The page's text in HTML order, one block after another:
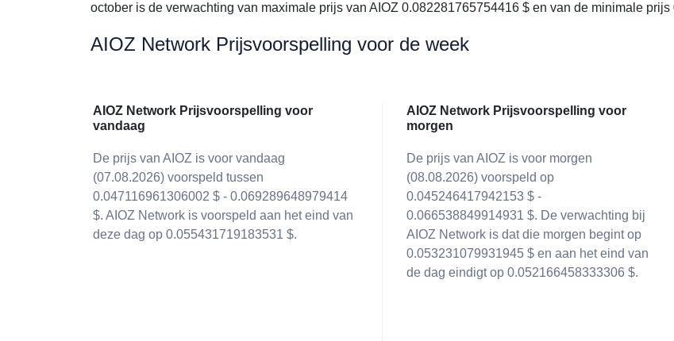
october is de verwachting van maximale prijs van AIOZ 0.082281765754416 $ en van de minimale
AIOZ Network Prijsvoorspelling voor de week
AIOZ Network Prijsvoorspelling voor
vandaag
De prijs van AIOZ is voor vandaag
(07.08.2026) voorspeld tussen
0.047116961306002 $ - 0.069289648979414
$. AIOZ Network is voorspeld aan het eind van
deze dag op 0.055431719183531 $.
AIOZ Network Prijsvoorspelling voor
morgen
De prijs van AIOZ is voor morgen
(08.08.2026) voorspeld op
0.045246417942153 $ -
0.066538849914931 $. De verwachting bij
AIOZ Network is dat die morgen begint op
0.053231079931945 $ en aan het eind van
de dag eindigt op 0.052166458333306 $.